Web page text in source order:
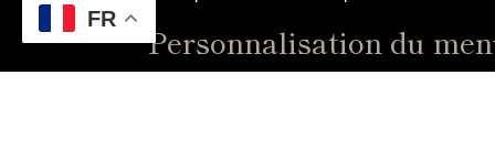
Personnalisation du
FR